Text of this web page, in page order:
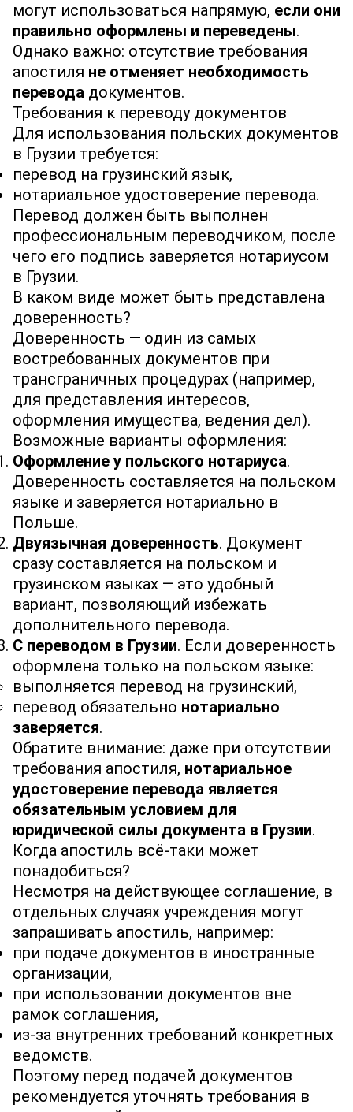
могут использоваться напрямую, если они
правильно оформлены и переведены.
Однако важно: отсутствие требования
апостиля не отменяет необходимость
перевода документов.
Требования к переводу документов
Для использования польских документов
в Грузии требуется:
перевод на грузинский язык,
нотариальное удостоверение перевода.
Перевод должен быть выполнен
профессиональным переводчиком, после
чего его подпись заверяется нотариусом
в Грузии.
В каком виде может быть представлена
доверенность?
Доверенность — один из самых
востребованных документов при
трансграничных процедурах (например,
для представления интересов,
оформления имущества, ведения дел).
Возможные варианты оформления:
Оформление у польского нотариуса.
Доверенность составляется на польском
языке и заверяется нотариально в
Польше.
Двуязычная доверенность. Документ
сразу составляется на польском и
грузинском языках — это удобный
вариант, позволяющий избежать
дополнительного перевода.
С переводом в Грузии. Если доверенность
оформлена только на польском языке:
выполняется перевод на грузинский,
перевод обязательно нотариально
заверяется.
Обратите внимание: даже при отсутствии
требования апостиля, нотариальное
удостоверение перевода является
обязательным условием для
юридической силы документа в Грузии.
Когда апостиль всё‐таки может
понадобиться?
Несмотря на действующее соглашение, в
отдельных случаях учреждения могут
запрашивать апостиль, например:
при подаче документов в иностранные
организации,
при использовании документов вне
рамок соглашения,
из‐за внутренних требований конкретных
ведомств.
Поэтому перед подачей документов
рекомендуется уточнять требования в